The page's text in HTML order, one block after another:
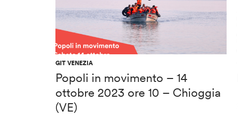
GIT VENEZIA
Popoli in movimento – 14
ottobre 2023 ore 10 – Chioggia
(VE)